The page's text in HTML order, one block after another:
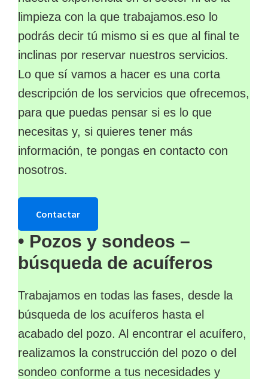
limpieza con la que trabajamos.eso lo
podrás decir tú mismo si es que al final te
inclinas por reservar nuestros servicios.
Lo que sí vamos a hacer es una corta
descripción de los servicios que ofrecemos,
para que puedas pensar si es lo que
necesitas y, si quieres tener más
información, te pongas en contacto con
nosotros.
Contactar
• Pozos y sondeos –
búsqueda de acuíferos
Trabajamos en todas las fases, desde la
búsqueda de los acuíferos hasta el
acabado del pozo. Al encontrar el acuífero,
realizamos la construcción del pozo o del
sondeo conforme a tus necesidades y